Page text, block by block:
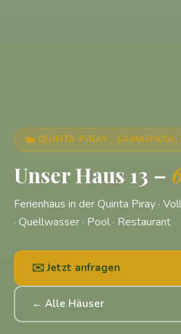
🏡 QUINTA PIRAY · SAMAIPATA,
Unser Haus 13 –
Ferienhaus in der Quinta Piray ·
· Quellwasser · Pool · Restaurant
✉️ Jetzt anfragen
← Alle Häuser